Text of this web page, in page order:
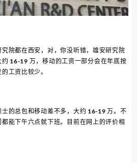
院都在西安，对，你没听错，雄安研究院
16-19 万，移动的工资一部分会在年底按
工资比较少。
的总包和移动差不多，大约 16-19 万。不
能下午六点就下班。目前在网上的评价相